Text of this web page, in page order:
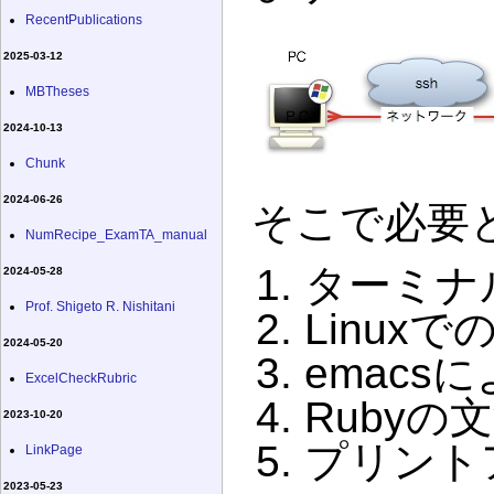
そこで必要
ターミ
Linuxで
emacsに
Rubyの
プリント
RecentPublications
2025-03-12
MBTheses
2024-10-13
Chunk
2024-06-26
NumRecipe_ExamTA_manual
2024-05-28
Prof. Shigeto R. Nishitani
2024-05-20
ExcelCheckRubric
2023-10-20
LinkPage
2023-05-23